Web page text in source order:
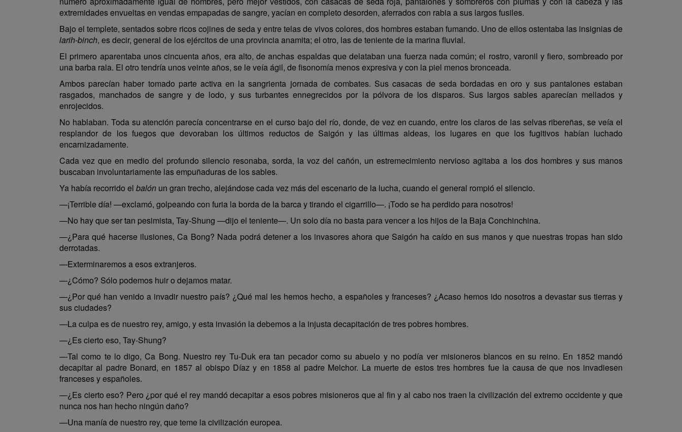
extremidades envueltas en vendas empapadas de sangre, yacían en completo desorden, aferrados con rabia a sus largos fusiles.
Bajo el templete, sentados sobre ricos cojines de seda y entre telas de vivos colores, dos hombres estaban fumando. Uno de ellos ostentaba las insignias de
larih-binch, es decir, general de los ejércitos de una provincia anamita; el otro, las de teniente de la marina fluvial.
El primero aparentaba unos cincuenta años, era alto, de anchas espaldas que delataban una fuerza nada común; el rostro, varonil y fiero, sombreado por
una barba rala. El otro tendría unos veinte años, se le veía ágil, de fisonomía menos expresiva y con la piel menos bronceada.
Ambos parecían haber tomado parte activa en la sangrienta jornada de combates. Sus casacas de seda bordadas en oro y sus pantalones estaban
rasgados, manchados de sangre y de lodo, y sus turbantes ennegrecidos por la pólvora de los disparos. Sus largos sables aparecían mellados y
enrojecidos.
No hablaban. Toda su atención parecía concentrarse en el curso bajo del río, donde, de vez en cuando, entre los claros de las selvas ribereñas, se veía el
resplandor de los fuegos que devoraban los últimos reductos de Saigón y las últimas aldeas, los lugares en que los fugitivos habían luchado
encarnizadamente.
Cada vez que en medio del profundo silencio resonaba, sorda, la voz del cañón, un estremecimiento nervioso agitaba a los dos hombres y sus manos
buscaban involuntariamente las empuñaduras de los sables.
Ya había recorrido el balón un gran trecho, alejándose cada vez más del escenario de la lucha, cuando el general rompió el silencio.
—¡Terrible día! —exclamó, golpeando con furia la borda de la barca y tirando el cigarrillo—. ¡Todo se ha perdido para nosotros!
—No hay que ser tan pesimista, Tay-Shung —dijo el teniente—. Un solo día no basta para vencer a los hijos de la Baja Conchinchina.
—¿Para qué hacerse ilusiones, Ca Bong? Nada podrá detener a los invasores ahora que Saigón ha caído en sus manos y que nuestras tropas han sido
derrotadas.
—Exterminaremos a esos extranjeros.
—¿Cómo? Sólo podemos huir o dejamos matar.
—¿Por qué han venido a invadir nuestro país? ¿Qué mal les hemos hecho, a españoles y franceses? ¿Acaso hemos ido nosotros a devastar sus tierras y
sus ciudades?
—La culpa es de nuestro rey, amigo, y esta invasión la debemos a la injusta decapitación de tres pobres hombres.
—¿Es cierto eso, Tay-Shung?
—Tal como te lo digo, Ca Bong. Nuestro rey Tu-Duk era tan pecador como su abuelo y no podía ver misioneros blancos en su reino. En 1852 mandó
decapitar al padre Bonard, en 1857 al obispo Díaz y en 1858 al padre Melchor. La muerte de estos tres hombres fue la causa de que nos invadiesen
franceses y españoles.
—¿Es cierto eso? Pero ¿por qué el rey mandó decapitar a esos pobres misioneros que al fin y al cabo nos traen la civilización del extremo occidente y que
nunca nos han hecho ningún daño?
—Una manía de nuestro rey, que teme la civilización europea.